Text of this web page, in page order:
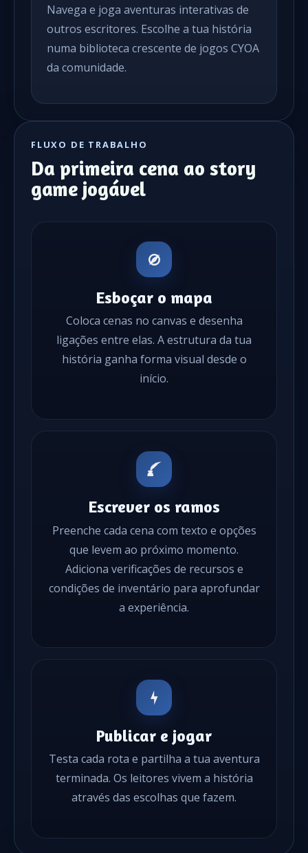
Navega e joga aventuras interativas de
outros escritores. Escolhe a tua história
numa biblioteca crescente de jogos CYOA
da comunidade.
FLUXO DE TRABALHO
Da primeira cena ao story
game jogável
Esboçar o mapa
Coloca cenas no canvas e desenha
ligações entre elas. A estrutura da tua
história ganha forma visual desde o
início.
Escrever os ramos
Preenche cada cena com texto e opções
que levem ao próximo momento.
Adiciona verificações de recursos e
condições de inventário para aprofundar
a experiência.
Publicar e jogar
Testa cada rota e partilha a tua aventura
terminada. Os leitores vivem a história
através das escolhas que fazem.